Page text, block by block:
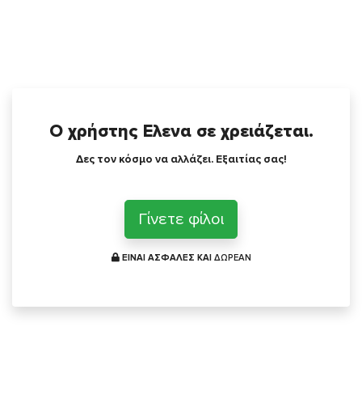
Ο χρήστης Ελενα σε χρειάζεται.
Δες τον κόσμο να αλλάζει. Εξαιτίας σας!
Γίνετε φίλοι
ΕΙΝΑΙ ΑΣΦΑΛΕΣ ΚΑΙ ΔΩΡΕΑΝ